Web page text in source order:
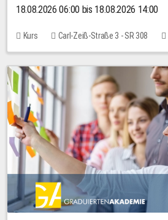
18.08.2026 06:00 bis 18.08.2026 14:00
Kurs Carl-Zeiß-Straße 3 - SR 308